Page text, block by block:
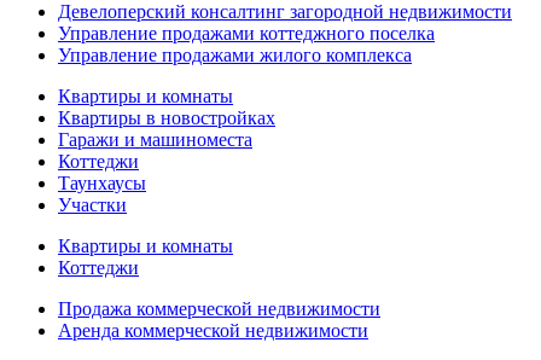
Девелоперский консалтинг загородной недвижимости
Управление продажами коттеджного поселка
Управление продажами жилого комплекса
Квартиры и комнаты
Квартиры в новостройках
Гаражи и машиноместа
Коттеджи
Таунхаусы
Участки
Квартиры и комнаты
Коттеджи
Продажа коммерческой недвижимости
Аренда коммерческой недвижимости